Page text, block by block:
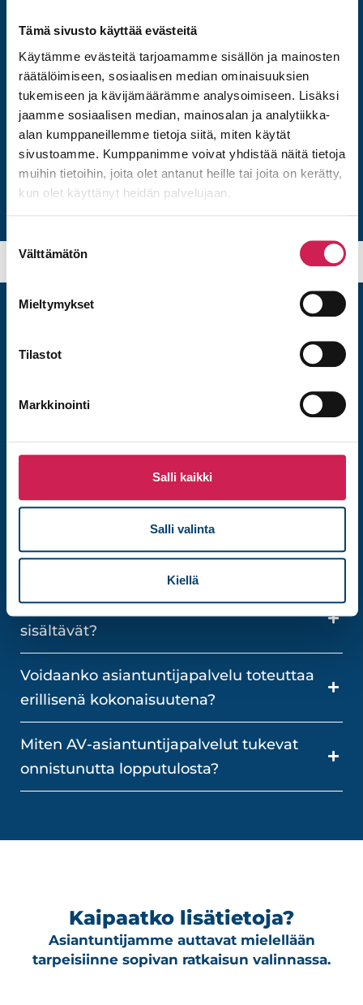
Tämä sivusto käyttää evästeitä
Käytämme evästeitä tarjoamamme sisällön ja mainosten
räätälöimiseen, sosiaalisen median ominaisuuksien
tukemiseen ja kävijämäärämme analysoimiseen. Lisäksi
jaamme sosiaalisen median, mainosalan ja analytiikka-
alan kumppaneillemme tietoja siitä, miten käytät
sivustoamme. Kumppanimme voivat yhdistää näitä tietoja
muihin tietoihin, joita olet antanut heille tai joita on kerätty,
kun olet käyttänyt heidän palvelujaan.
valinta
Välttämätön
Mieltymykset
Tilastot
Markkinointi
Salli kaikki
Salli valinta
Kiellä
tarkoituksenmukaisesti.
Räätälöimme koulutukset eri
käyttäjäryhmille, päivittäisistä
käyttäjistä ylläpidon ja esitystekniikan
vastuuhenkilöihin.
Usein kysyttyä AV-
Studiotecin asiantuntijapalvelut kattavat
konsultoinnin ja koulutuksen. Alla
käyttötarkoituksista.
Milloin AV-asiantuntijapalvelua tarvitaan?
Mitä AV-suunnittelu ja AV-konsultointi
sisältävät?
Voidaanko asiantuntijapalvelu toteuttaa
erillisenä kokonaisuutena?
Miten AV-asiantuntijapalvelut tukevat
onnistunutta lopputulosta?
Kaipaatko lisätietoja?
Asiantuntijamme auttavat mielellään
tarpeisiinne sopivan ratkaisun valinnassa.